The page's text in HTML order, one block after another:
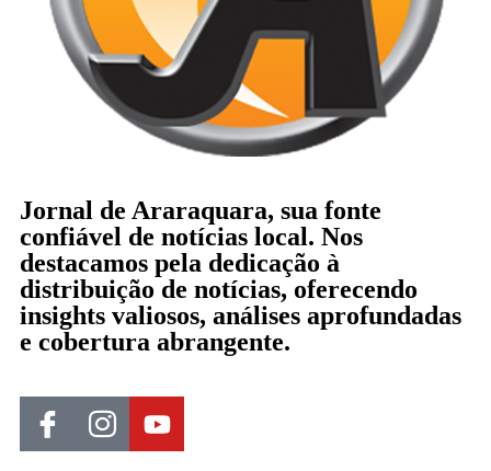
Jornal de Araraquara, sua fonte
confiável de notícias local. Nos
destacamos pela dedicação à
distribuição de notícias, oferecendo
insights valiosos, análises aprofundadas
e cobertura abrangente.